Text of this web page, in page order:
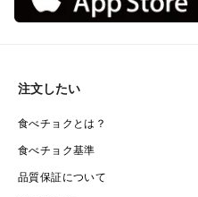
注文したい
食べチョクとは？
食べチョク基準
品質保証について